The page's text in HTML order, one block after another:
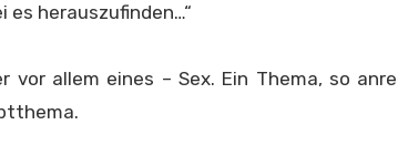
es herauszufinden…“
vor allem eines – Sex. Ein Thema, so